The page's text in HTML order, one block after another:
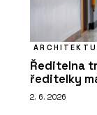
Ředitelna
ředitelky
2. 6. 2026